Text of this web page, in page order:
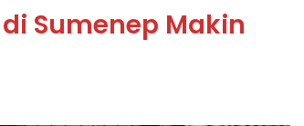
Sumenep Makin